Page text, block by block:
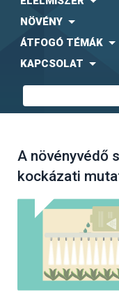
NÖVÉNY
ÁTFOGÓ TÉMÁK
KAPCSOLAT
A növényvédő
kockázati